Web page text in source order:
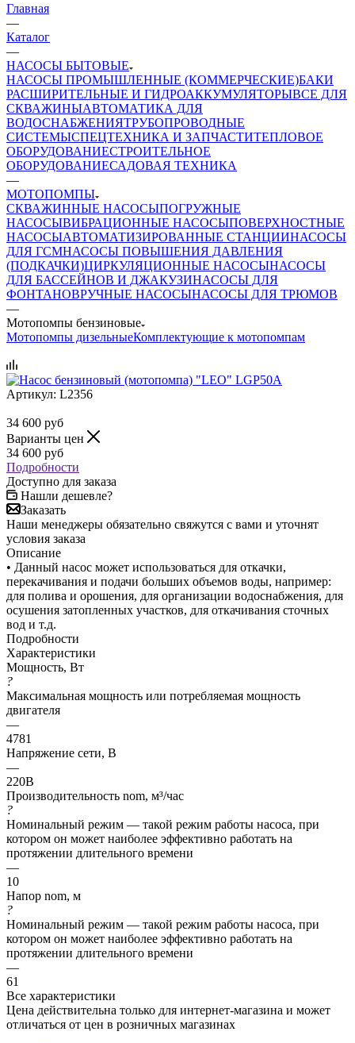
Главная
—
Каталог
—
НАСОСЫ БЫТОВЫЕ
НАСОСЫ ПРОМЫШЛЕННЫЕ (КОММЕРЧЕСКИЕ)БАКИ
РАСШИРИТЕЛЬНЫЕ И ГИДРОАККУМУЛЯТОРЫВСЕ ДЛЯ
СКВАЖИНЫАВТОМАТИКА ДЛЯ
ВОДОСНАБЖЕНИЯТРУБОПРОВОДНЫЕ
СИСТЕМЫСПЕЦТЕХНИКА И ЗАПЧАСТИТЕПЛОВОЕ
ОБОРУДОВАНИЕСТРОИТЕЛЬНОЕ
ОБОРУДОВАНИЕСАДОВАЯ ТЕХНИКА
—
МОТОПОМПЫ
СКВАЖИННЫЕ НАСОСЫПОГРУЖНЫЕ
НАСОСЫВИБРАЦИОННЫЕ НАСОСЫПОВЕРХНОСТНЫЕ
НАСОСЫАВТОМАТИЗИРОВАННЫЕ СТАНЦИИНАСОСЫ
ДЛЯ ГСМНАСОСЫ ПОВЫШЕНИЯ ДАВЛЕНИЯ
(ПОДКАЧКИ)ЦИРКУЛЯЦИОННЫЕ НАСОСЫНАСОСЫ
ДЛЯ БАССЕЙНОВ И ДЖАКУЗИНАСОСЫ ДЛЯ
ФОНТАНОВРУЧНЫЕ НАСОСЫНАСОСЫ ДЛЯ ТРЮМОВ
—
Мотопомпы бензиновые
Мотопомпы дизельныеКомплектующие к мотопомпам
Артикул: L2356
34 600 руб
Варианты цен
34 600 руб
Подробности
Доступно для заказа
Нашли дешевле?
Заказать
Наши менеджеры обязательно свяжутся с вами и уточнят
условия заказа
Описание
• Данный насос может использоваться для откачки,
перекачивания и подачи больших объемов воды, например:
для полива и орошения, для организации водоснабжения, для
осушения затопленных участков, для откачивания сточных
вод и т.д.
Подробности
Характеристики
Мощность, Вт
?
Максимальная мощность или потребляемая мощность
двигателя
—
4781
Напряжение сети, В
—
220В
Производительность nom, м³/час
?
Номинальный режим — такой режим работы насоса, при
котором он может наиболее эффективно работать на
протяжении длительного времени
—
10
Напор nom, м
?
Номинальный режим — такой режим работы насоса, при
котором он может наиболее эффективно работать на
протяжении длительного времени
—
61
Все характеристики
Цена действительна только для интернет-магазина и может
отличаться от цен в розничных магазинах